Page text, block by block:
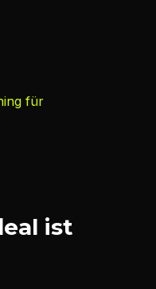
für
ist